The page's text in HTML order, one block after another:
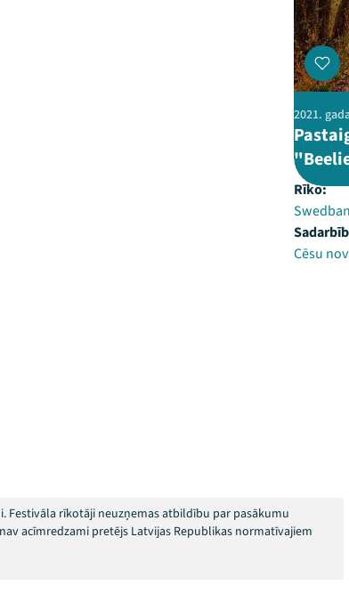
2021.
Rīko:
Cēsu
Festivāla rīkotāji neuzņemas atbildību par pasākumu
acīmredzami pretējs Latvijas Republikas normatīvajiem